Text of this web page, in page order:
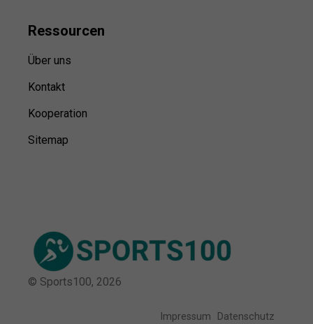
Ressourcen
Über uns
Kontakt
Kooperation
Sitemap
© Sports100, 2026
Impressum Datenschutz